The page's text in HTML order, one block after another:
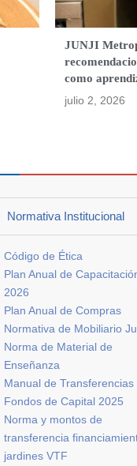
JUNJI
como
julio 2, 2026
Normativa Institucional
Código de Ética
Plan Anual de
2026
Plan Anual de Compras
Normativa de Mobiliario
Norma de Material de
Enseñanza
Manual de Transferencias
Fondos de Capital 2025
Norma y montos de
transferencia
jardines VTF